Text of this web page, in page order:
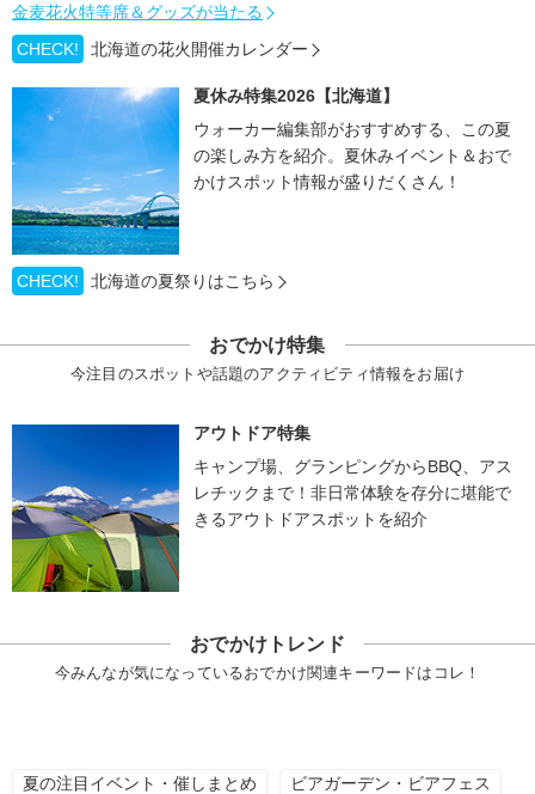
金麦花火特等席＆グッズが当たる
CHECK!
北海道の花火開催カレンダー
夏休み特集2026【北海道】
ウォーカー編集部がおすすめする、この夏
の楽しみ方を紹介。夏休みイベント＆おで
かけスポット情報が盛りだくさん！
CHECK! 北海道の夏祭りはこちら
おでかけ特集
今注目のスポットや話題のアクティビティ情報をお届け
アウトドア特集
キャンプ場、グランピングからBBQ、アス
レチックまで！非日常体験を存分に堪能で
きるアウトドアスポットを紹介
おでかけトレンド
今みんなが気になっているおでかけ関連キーワードはコレ！
夏の注目イベント・催しまとめ ビアガーデン・ビアフェス